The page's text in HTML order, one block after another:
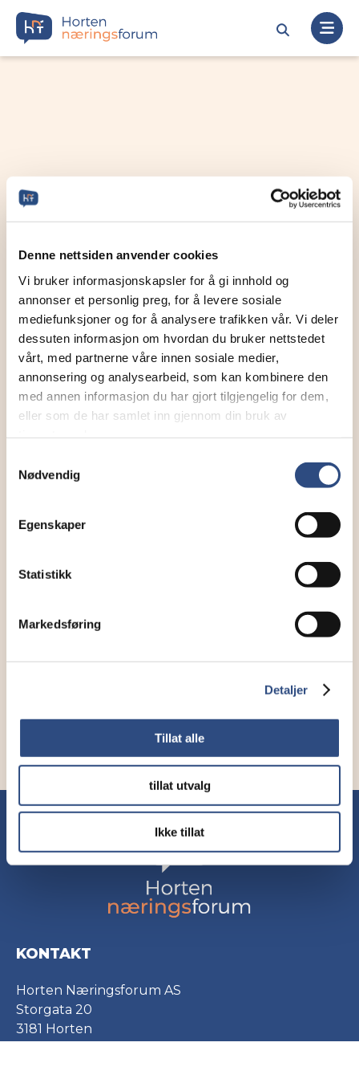
Denne nettsiden anvender cookies
Vi bruker informasjonskapsler for å gi innhold og
annonser et personlig preg, for å levere sosiale
mediefunksjoner og for å analysere trafikken vår. Vi deler
dessuten informasjon om hvordan du bruker nettstedet
vårt, med partnerne våre innen sosiale medier,
annonsering og analysearbeid, som kan kombinere den
med annen informasjon du har gjort tilgjengelig for dem,
eller som de har samlet inn gjennom din bruk av
Nødvendig
Egenskaper
Statistikk
Markedsføring
Detaljer
Tillat alle
tillat utvalg
Ikke tillat
KONTAKT
Horten Næringsforum AS
Storgata 20
3181 Horten